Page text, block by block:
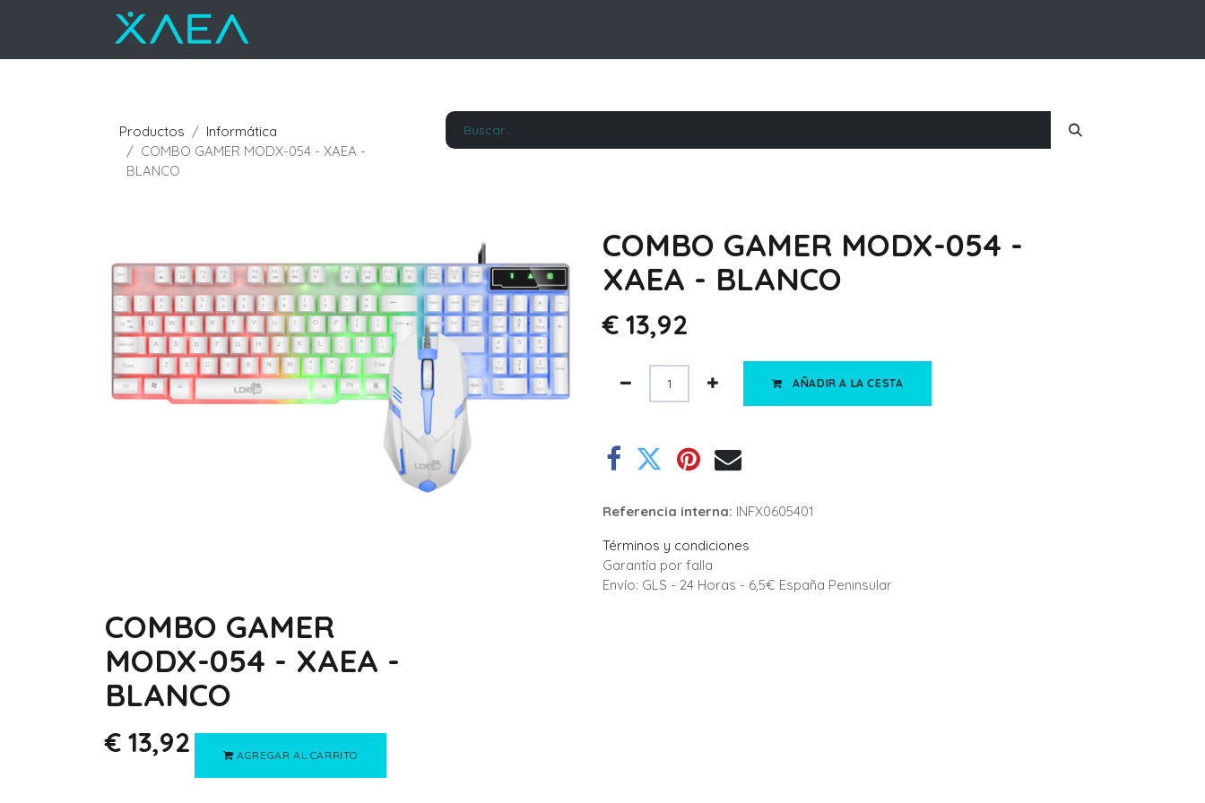
Productos
Informática
COMBO GAMER MODX-054 - XAEA -
BLANCO
COMBO GAMER MODX-054 -
XAEA - BLANCO
€ 13,92
AÑADIR A LA CESTA
Referencia interna: INFX0605401
Términos y condiciones
Garantía por falla
Envío: GLS - 24 Horas - 6,5€ España Peninsular
COMBO GAMER
MODX-054 - XAEA -
BLANCO
€ 13,92 AGREGAR AL CARRITO